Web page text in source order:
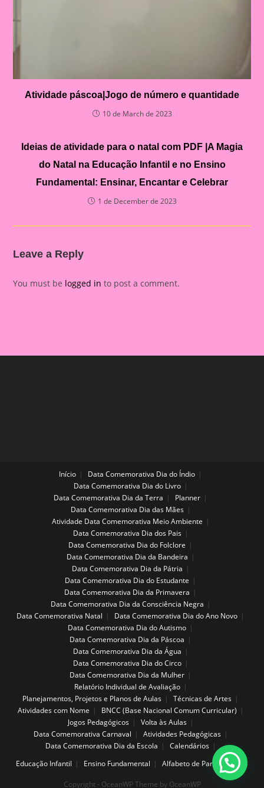
Atividade páscoa|Jogo de número e quantidade
10 de March de 2023
Ideias de atividade para o natal com PDF |A Magia
do Natal na Educação Infantil e no Ensino
Fundamental: Ensinar, Encantar e Celebrar
1 de December de 2023
Leave a Reply
You must be logged in to post a comment.
Início
Data Comemorativa Dia do Índio
Data Comemorativa Dia do Livro
Data Comemorativa Dia da Terra
Planner
Data Comemorativa Dia das Mães
Atividade Data Comemorativa Meio Ambiente
Data Comemorativa Dia dos Pais
Data Comemorativa Dia do Folclore
Data Comemorativa Dia da Bandeira
Data Comemorativa Dia da Pátria
Data Comemorativa Dia do Estudante
Data Comemorativa Dia da Primavera
Data Comemorativa Dia da Consciência Negra
Data Comemorativa Natal
Data Comemorativa Dia do Ano Novo
Data Comemorativa Dia do Autismo
Data Comemorativa Dia da Páscoa
Data Comemorativa Dia da Água
Data Comemorativa Dia do Circo
Data Comemorativa Dia da Mulher
Relatório Individual de Avaliação
Planejamentos, Projetos e Planos de Aulas
Técnicas de Artes
Atividades com Nome
BNCC (Base Nacional Comum Curricular)
Jogos Pedagógicos
Volta às Aulas
Data Comemorativa Carnaval
Atividades Pedagógicas
Data Comemorativa Dia da Escola
Calendários
Educação Infantil
Ensino Fundamental Alfabeto de Parede
Copyright - OceanWP Theme by OceanWP